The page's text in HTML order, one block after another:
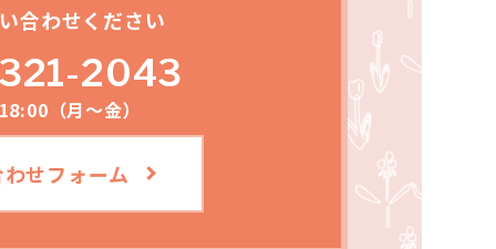
合わせください
2043
（月～金）
せフォーム